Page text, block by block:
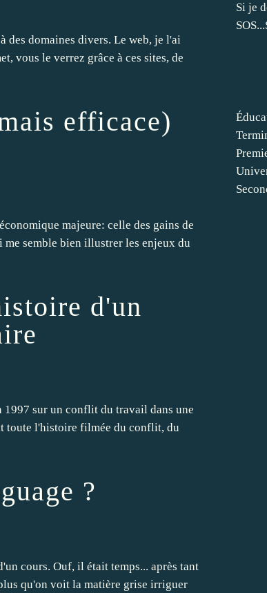
des domaines divers. Le web, je l'ai
vous le verrez grâce à ces sites, de
efficace)
majeure: celle des gains de
semble bien illustrer les enjeux du
d'un
1997 sur un conflit du travail dans une
toute l'histoire filmée du conflit, du
?
cours. Ouf, il était temps... après tant
qu'on voit la matière grise irriguer
Si je